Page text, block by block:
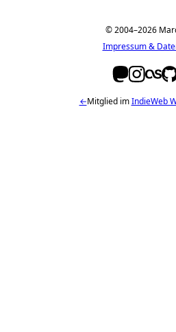
© 2004–2026
Impressum &
←Mitglied imIndieWeb